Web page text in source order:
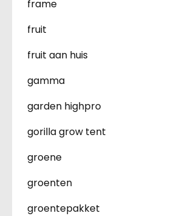
frame
fruit
fruit aan huis
gamma
garden highpro
gorilla grow tent
groene
groenten
groentepakket